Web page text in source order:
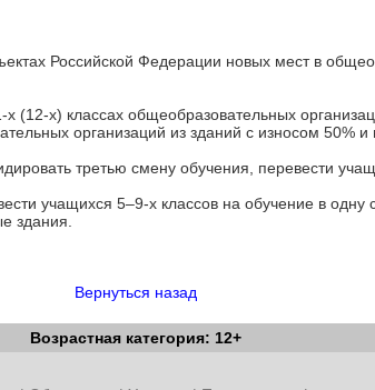
Российской Федерации новых мест в
(12-х) классах общеобразовательных
организаций из зданий с износом 50% и
третью смену обучения, перевести
учащихся 5–9-х классов на обучение в одну
здания.
Вернуться назад
Возрастная категория: 12+